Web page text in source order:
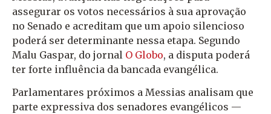
assegurar os votos necessários à sua aprovação
no Senado e acreditam que um apoio silencioso
poderá ser determinante nessa etapa. Segundo
Malu Gaspar, do jornal O Globo, a disputa poderá
ter forte influência da bancada evangélica.
Parlamentares próximos a Messias analisam que
parte expressiva dos senadores evangélicos —